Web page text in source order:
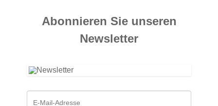
Abonnieren Sie unseren
News­letter